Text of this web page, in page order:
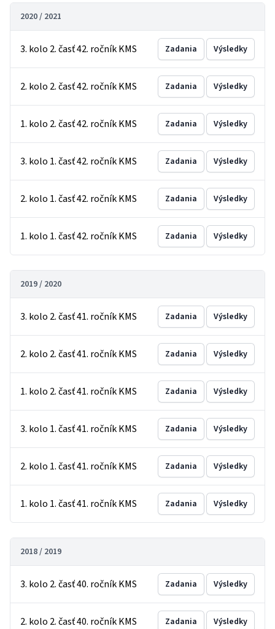
2020 / 2021
3. kolo 2. časť 42. ročník KMS Zadania Výsledky
2. kolo 2. časť 42. ročník KMS Zadania Výsledky
1. kolo 2. časť 42. ročník KMS Zadania Výsledky
3. kolo 1. časť 42. ročník KMS Zadania Výsledky
2. kolo 1. časť 42. ročník KMS Zadania Výsledky
1. kolo 1. časť 42. ročník KMS Zadania Výsledky
2019 / 2020
3. kolo 2. časť 41. ročník KMS Zadania Výsledky
2. kolo 2. časť 41. ročník KMS Zadania Výsledky
1. kolo 2. časť 41. ročník KMS Zadania Výsledky
3. kolo 1. časť 41. ročník KMS Zadania Výsledky
2. kolo 1. časť 41. ročník KMS Zadania Výsledky
1. kolo 1. časť 41. ročník KMS Zadania Výsledky
2018 / 2019
3. kolo 2. časť 40. ročník KMS Zadania Výsledky
2. kolo 2. časť 40. ročník KMS Zadania Výsledky